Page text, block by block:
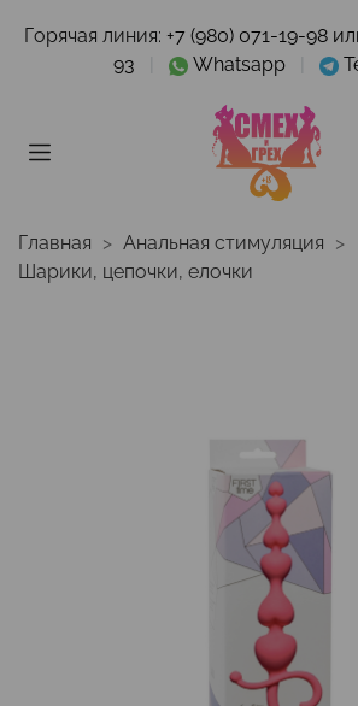
Горячая линия: +7 (980) 071-19-98
93
Whatsapp
Главная
Анальная стимуляция
Шарики, цепочки, елочки